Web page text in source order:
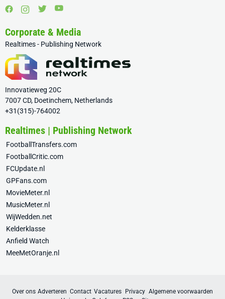
Corporate & Media
Realtimes - Publishing Network
Innovatieweg 20C
7007 CD, Doetinchem, Netherlands
+31(315)-764002
Realtimes | Publishing Network
FootballTransfers.com
FootballCritic.com
FCUpdate.nl
GPFans.com
MovieMeter.nl
MusicMeter.nl
WijWedden.net
Kelderklasse
Anfield Watch
MeeMetOranje.nl
Over ons Adverteren Contact Vacatures Privacy Algemene voorwaarden